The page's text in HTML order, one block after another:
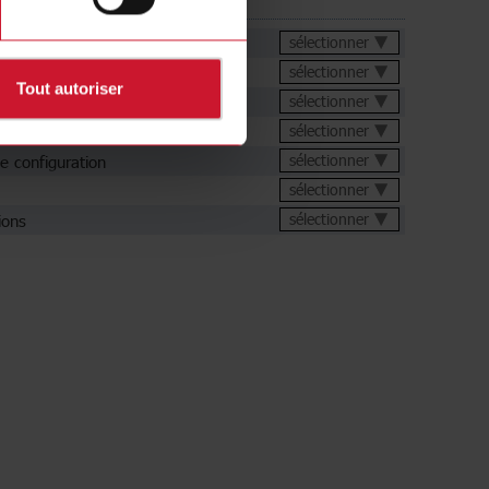
Tout autoriser
sélectionner
sélectionner
sélectionner
sélectionner
configuration sélectionner
sélectionner
sélectionner